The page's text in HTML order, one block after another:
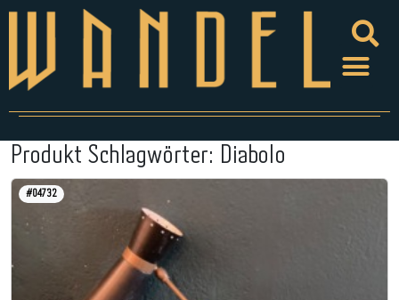
Produkt Schlagwörter: Diabolo
#04732